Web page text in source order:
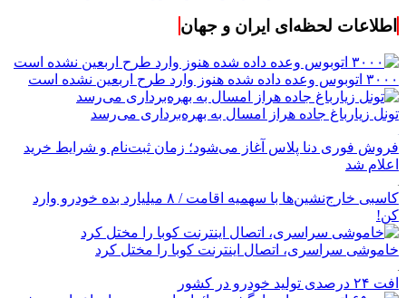
اطلاعات لحظه‌ای ایران و جهان
۳۰۰۰ اتوبوس وعده داده شده هنوز وارد طرح اربعین نشده است
تونل زیارباغ جاده هراز امسال به بهره‌برداری می‌رسد
فروش فوری دنا پلاس آغاز می‌شود؛ زمان ثبت‌نام و شرایط خرید
اعلام شد
کاسبی خارج‌نشین‌ها با سهمیه اقامت / ۸ میلیارد بده خودرو وارد
کن!
خاموشی سراسری، اتصال اینترنت کوبا را مختل کرد
افت ۲۴ درصدی تولید خودرو در کشور